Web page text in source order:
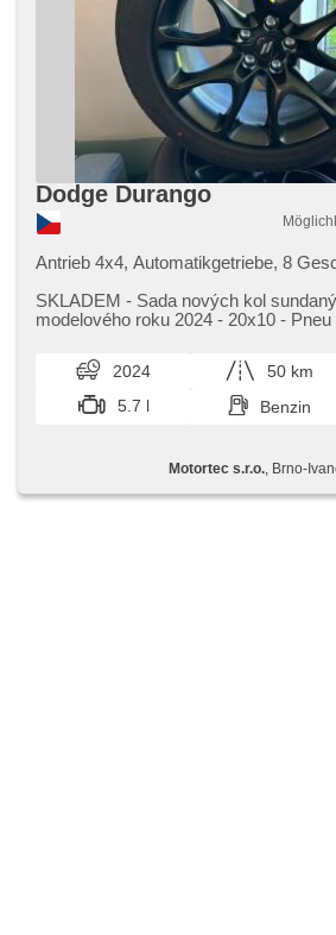
Dodge Durango
Antrieb 4x4, Automatikgetriebe, 8
SKLADEM ​- Sada nových kol
modelového roku 2024 ​- 20x10 ​-
2024 50 km
5.7 l
Benzin
Motortec s.r.o. , Brno-